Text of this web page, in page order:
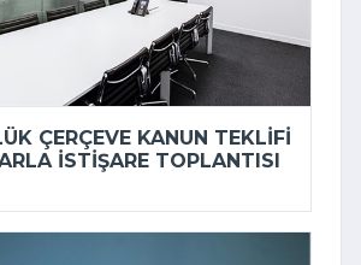
ÇERÇEVE KANUN TEKLIFI
ISTIŞARE TOPLANTISI